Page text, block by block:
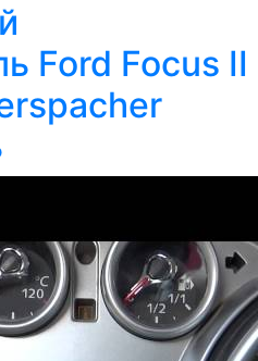
Ford Focus II